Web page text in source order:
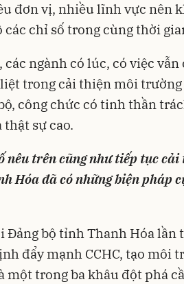
đơn vị, nhiều lĩnh vực nên
chỉ số trong cùng thời
các ngành có lúc, có việc
trong cải thiện môi
công chức có tinh thần
sự cao.
nêu trên cũng như tiếp tục cải
Hóa đã có những biện pháp
Đảng bộ tỉnh Thanh Hóa lần
đẩy mạnh CCHC, tạo môi
một trong ba khâu đột phá